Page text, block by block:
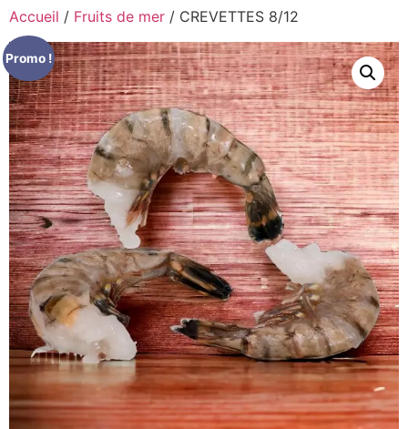
Accueil / Fruits de mer / CREVETTES 8/12
Promo !